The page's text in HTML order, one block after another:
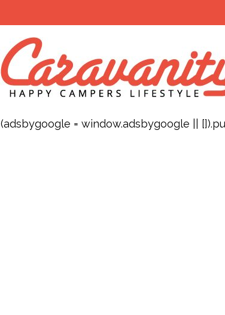
(adsbygoogle = window.adsbygoogle ||